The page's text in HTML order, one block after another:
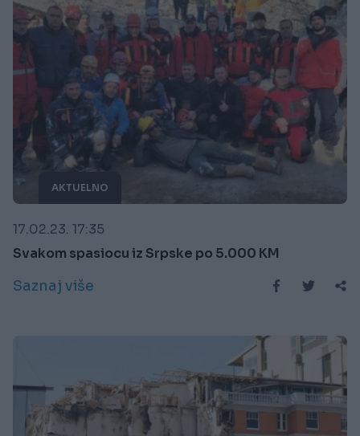
AKTUELNO
17.02.23. 17:35
Svakom spasiocu iz Srpske po 5.000 KM
Saznaj više